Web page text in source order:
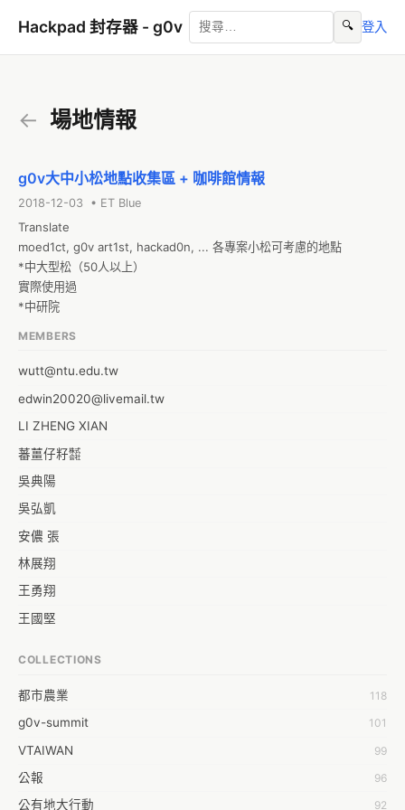
Hackpad 封存器 - g0v 🔍 登入
← 場地情報
g0v大中小松地點收集區 + 咖啡館情報
2018-12-03 • ET Blue
Translate
moed1ct, g0v art1st, hackad0n, ... 各專案小松可考慮的地點
*中大型松（50人以上）
實際使用過
*中研院
MEMBERS
wutt@ntu.edu.tw
edwin20020@livemail.tw
LI ZHENG XIAN
蕃薑仔籽㍿
吳典陽
吳弘凱
安儂 張
林展翔
王勇翔
王國堅
蒼時弦也
袁乾鑫
陳泰澄
&#35377;&#24646;&#33287;
COLLECTIONS
都市農業 118
g0v-summit 101
VTAIWAN 99
公報 96
公有地大行動 92